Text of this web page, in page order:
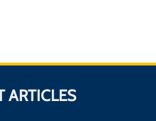
ARTICLES